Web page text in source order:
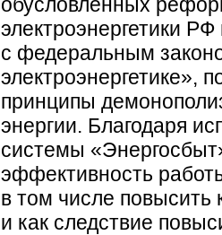
электроэнергетики РФ
с федеральным
электроэнергетике»,
принципы
энергии. Благодаря
системы
эффективность
в том числе повысить
и как следствие